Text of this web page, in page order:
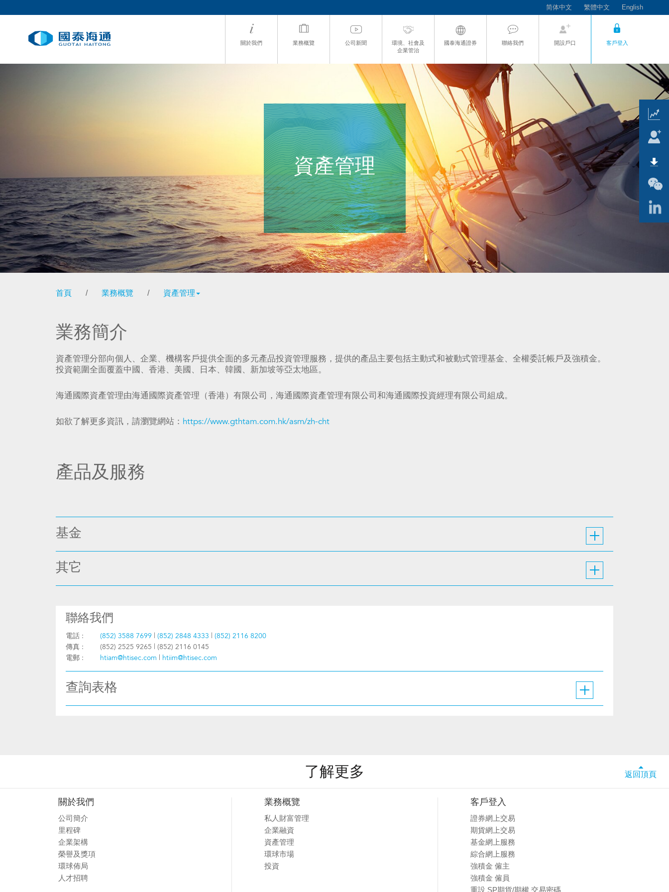
简体中文 繁體中文 English
關於我們 業務概覽 公司新聞
環境、社會及
企業管治
國泰海通證券 聯絡我們 開設戶口 客戶登入
資產管理
首頁 / 業務概覽 / 資產管理
業務簡介
資產管理分部向個人、企業、機構客戶提供全面的多元產品投資管理服務，提供的產品主要包括主動式和被動式管理基金、全權委託帳戶及強積金。
投資範圍全面覆蓋中國、香港、美國、日本、韓國、新加坡等亞太地區。
海通國際資產管理由海通國際資產管理（香港）有限公司，海通國際資產管理有限公司和海通國際投資經理有限公司組成。
如欲了解更多資訊，請瀏覽網站： https://www.gthtam.com.hk/asm/zh-cht
產品及服務
基金
其它
聯絡我們
電話 : (852) 3588 7699 | (852) 2848 4333 | (852) 2116 8200
傳真 :
(852) 2525 9265 | (852) 2116 0145
電郵 :
htiam@htisec.com | htiim@htisec.com
查詢表格
了解更多 返回頂頁
關於我們
公司簡介
里程碑
企業架構
榮譽及獎項
環球佈局
人才招聘
業務概覽
私人財富管理
企業融資
資產管理
環球市場
投資
客戶登入
證券網上交易
期貨網上交易
基金網上服務
綜合網上服務
強積金 僱主
強積金 僱員
重設 SP期貨/期權 交易密碼